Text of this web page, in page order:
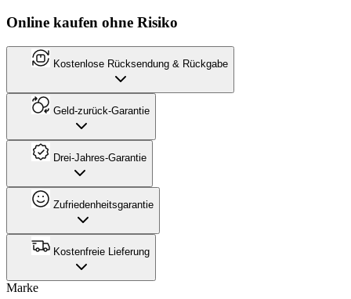
Online kaufen ohne Risiko
Kostenlose Rücksendung & Rückgabe
Geld-zurück-Garantie
Drei-Jahres-Garantie
Zufriedenheitsgarantie
Kostenfreie Lieferung
Marke